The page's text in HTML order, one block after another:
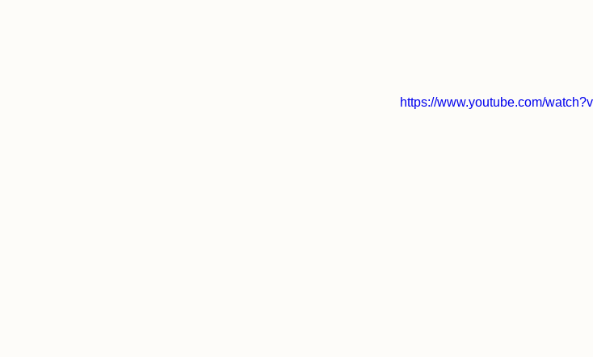
https://www.youtube.com/